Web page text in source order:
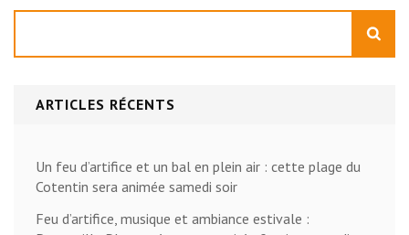
ARTICLES RÉCENTS
Un feu d’artifice et un bal en plein air : cette plage du
Cotentin sera animée samedi soir
Feu d’artifice, musique et ambiance estivale :